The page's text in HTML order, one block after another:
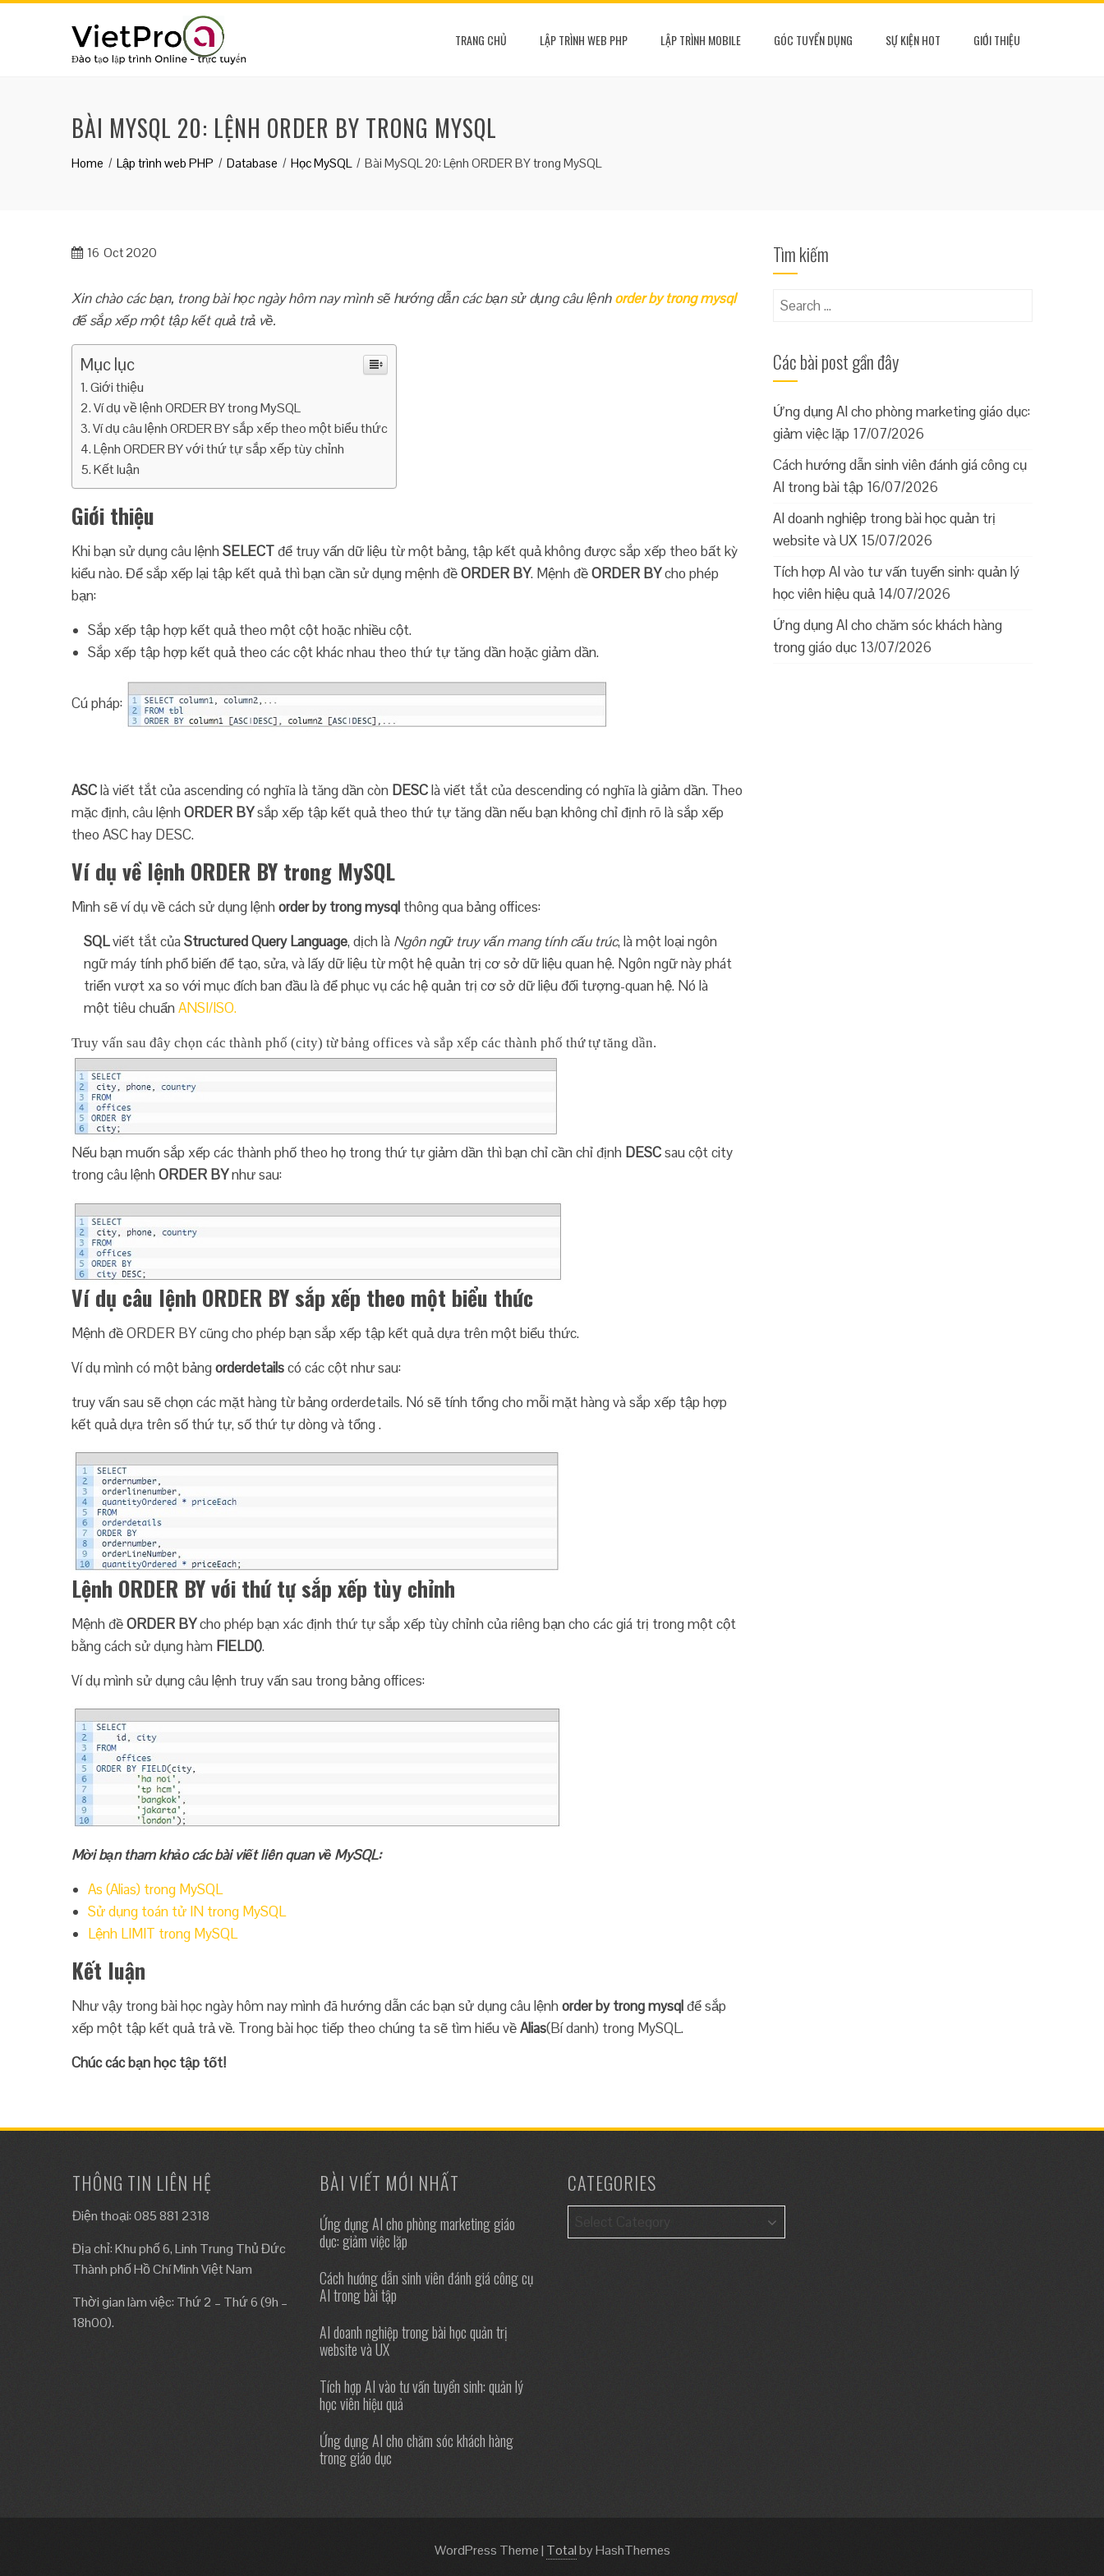
TRANG CHỦ LẬP TRÌNH WEB PHP LẬP TRÌNH MOBILE GÓC TUYỂN DỤNG SỰ KIỆN HOT GIỚI THIỆU
BÀI MYSQL 20: LỆNH ORDER BY TRONG MYSQL
Home Lập trình web PHP Database Học MySQL Bài MySQL 20: Lệnh ORDER BY trong MySQL
16 Oct 2020
Xin chào các bạn, trong bài học ngày hôm nay mình sẽ hướng dẫn các bạn sử dụng câu lệnhorder by trong mysql
để sắp xếp một tập kết quả trả về.
Mục lục
Giới thiệu
Ví dụ về lệnh ORDER BY trong MySQL
Ví dụ câu lệnh ORDER BY sắp xếp theo một biểu thức
Lệnh ORDER BY với thứ tự sắp xếp tùy chỉnh
Kết luận
Giới thiệu
Khi bạn sử dụng câu lệnhSELECTđể truy vấn dữ liệu từ một bảng, tập kết quả không được sắp xếp theo bất kỳ
kiểu nào. Để sắp xếp lại tập kết quả thì bạn cần sử dụng mệnh đềORDER BY. Mệnh đềORDER BYcho phép
bạn:
Sắp xếp tập hợp kết quả theo một cột hoặc nhiều cột.
Sắp xếp tập hợp kết quả theo các cột khác nhau theo thứ tự tăng dần hoặc giảm dần.
Cú pháp:
ASClà viết tắt của ascending có nghĩa là tăng dần còn DESClà viết tắt của descending có nghĩa là giảm dần. Theo
mặc định, câu lệnhORDER BYsắp xếp tập kết quả theo thứ tự tăng dần nếu bạn không chỉ định rõ là sắp xếp
theo ASC hay DESC.
Ví dụ về lệnh ORDER BY trong MySQL
Mình sẽ ví dụ về cách sử dụng lệnhorder by trong mysql thông qua bảng offices:
SQLviết tắt củaStructured Query Language, dịch là Ngôn ngữ truy vấn mang tính cấu trúc, là một loại ngôn
ngữ máy tính phổ biến để tạo, sửa, và lấy dữ liệu từ một hệ quản trị cơ sở dữ liệu quan hệ. Ngôn ngữ này phát
triển vượt xa so với mục đích ban đầu là để phục vụ các hệ quản trị cơ sở dữ liệu đối tượng-quan hệ. Nó là
một tiêu chuẩnANSI/ISO.
Truy vấn sau đây chọn các thành phố (city) từ bảng offices và sắp xếp các thành phố thứ tự tăng dần.
Nếu bạn muốn sắp xếp các thành phố theo họ trong thứ tự giảm dần thì bạn chỉ cần chỉ định DESCsau cột city
trong câu lệnhORDER BYnhư sau:
Ví dụ câu lệnh ORDER BY sắp xếp theo một biểu thức
Mệnh đề ORDER BY cũng cho phép bạn sắp xếp tập kết quả dựa trên một biểu thức.
Ví dụ mình có một bảngorderdetailscó các cột như sau:
truy vấn sau sẽ chọn các mặt hàng từ bảng orderdetails. Nó sẽ tính tổng cho mỗi mặt hàng và sắp xếp tập hợp
kết quả dựa trên số thứ tự, số thứ tự dòng và tổng .
Lệnh ORDER BY với thứ tự sắp xếp tùy chỉnh
Mệnh đềORDER BYcho phép bạn xác định thứ tự sắp xếp tùy chỉnh của riêng bạn cho các giá trị trong một cột
bằng cách sử dụng hàm FIELD().
Ví dụ mình sử dụng câu lệnh truy vấn sau trong bảng offices:
Mời bạn tham khảo các bài viết liên quan về MySQL:
As (Alias) trong MySQL
Sử dụng toán tử IN trong MySQL
Lệnh LIMIT trong MySQL
Kết luận
Như vậy trong bài học ngày hôm nay mình đã hướng dẫn các bạn sử dụng câu lệnhorder by trong mysqlđể sắp
xếp một tập kết quả trả về. Trong bài học tiếp theo chúng ta sẽ tìm hiểu vềAlias(Bí danh) trong MySQL.
Chúc các bạn học tập tốt!
Tìm kiếm
Search
Các bài post gần đây
Ứng dụng AI cho phòng marketing giáo dục:
giảm việc lặp 17/07/2026
Cách hướng dẫn sinh viên đánh giá công cụ
AI trong bài tập 16/07/2026
AI doanh nghiệp trong bài học quản trị
website và UX 15/07/2026
Tích hợp AI vào tư vấn tuyển sinh: quản lý
học viên hiệu quả 14/07/2026
Ứng dụng AI cho chăm sóc khách hàng
trong giáo dục 13/07/2026
THÔNG TIN LIÊN HỆ
Điện thoại: 085 881 2318
Địa chỉ: Khu phố 6, Linh Trung Thủ Đức
Thành phố Hồ Chí Minh Việt Nam
Thời gian làm việc: Thứ 2 – Thứ 6 (9h –
18h00).
BÀI VIẾT MỚI NHẤT
Ứng dụng AI cho phòng marketing giáo
dục: giảm việc lặp
Cách hướng dẫn sinh viên đánh giá công cụ
AI trong bài tập
AI doanh nghiệp trong bài học quản trị
website và UX
Tích hợp AI vào tư vấn tuyển sinh: quản lý
học viên hiệu quả
Ứng dụng AI cho chăm sóc khách hàng
trong giáo dục
CATEGORIES
Categories
WordPress Theme| Totalby HashThemes